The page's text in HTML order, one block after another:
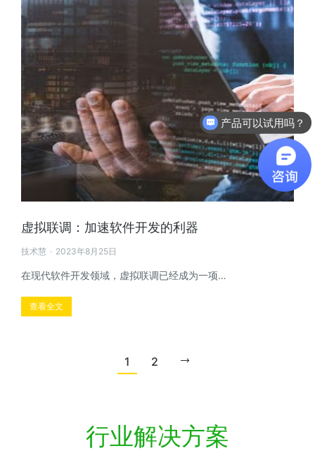
虚拟联调：加速软件开发的利器
技术慧 2023年8月25日
在现代软件开发领域，虚拟联调已经成为一项…
查看全文
1 2
行业解决方案
软件有折扣吗？